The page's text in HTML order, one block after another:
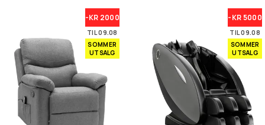
-KR 2000
TIL 09.08
SOMMER
UTSALG
-KR 5000
TIL 09.08
SOMMER
UTSALG